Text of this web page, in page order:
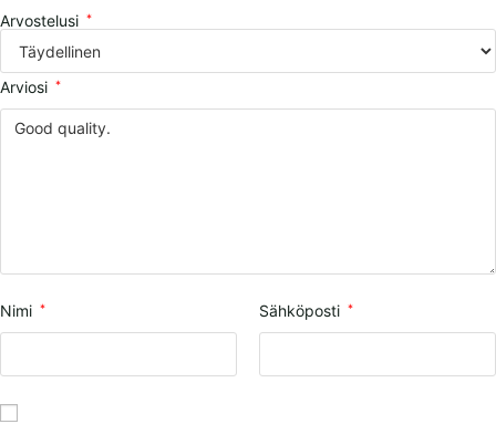
Arvostelusi *
Arviosi *
Nimi * Sähköposti *